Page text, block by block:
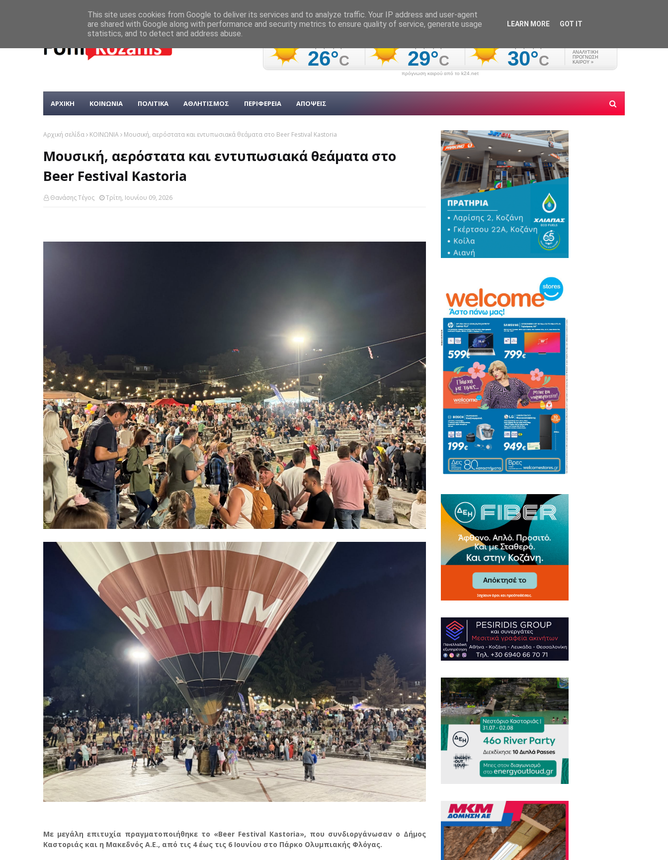
πρόγνωση καιρού από το k24.net
ΑΡΧΙΚΗ ΚΟΙΝΩΝΙΑ ΠΟΛΙΤΙΚΑ ΑΘΛΗΤΙΣΜΟΣ ΠΕΡΙΦΕΡΕΙΑ ΑΠΟΨΕΙΣ
Αρχική σελίδα ΚΟΙΝΩΝΙΑ Μουσική, αερόστατα και εντυπωσιακά θεάματα στο Beer Festival Kastoria
Μουσική, αερόστατα και εντυπωσιακά θεάματα στο
Beer Festival Kastoria
Θανάσης Τέγος Τρίτη, Ιουνίου 09, 2026
Με μεγάλη επιτυχία πραγματοποιήθηκε το «Beer Festival Kastoria», που συνδιοργάνωσαν ο Δήμος
Καστοριάς και η Μακεδνός Α.Ε., από τις 4 έως τις 6 Ιουνίου στο Πάρκο Ολυμπιακής Φλόγας.
This site uses cookies from Google to deliver its services and to analyze traffic. Your IP address and user-agent
are shared with Google along with performance and security metrics to ensure quality of service, generate usage
statistics, and to detect and address abuse.
LEARN MORE GOT IT